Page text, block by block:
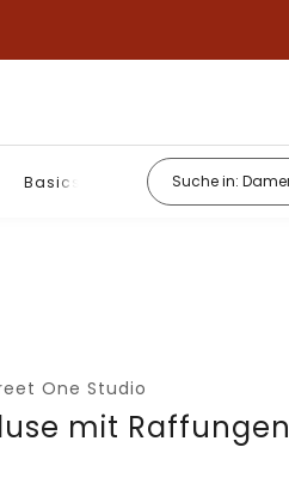
Basics
One Studio
mit Raffungen